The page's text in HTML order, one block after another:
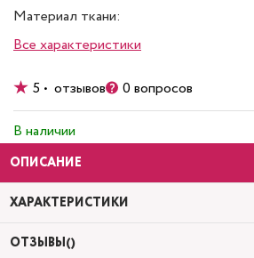
Материал ткани:
Все характеристики
5 • отзывов 0 вопросов
В наличии
ОПИСАНИЕ
ХАРАКТЕРИСТИКИ
ОТЗЫВЫ()